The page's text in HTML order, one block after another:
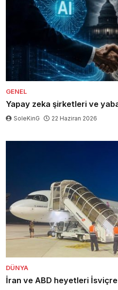
GENEL
Yapay zeka şirketleri ve
SoleKinG 22 Haziran 2026
DÜNYA
İran ve ABD heyetleri